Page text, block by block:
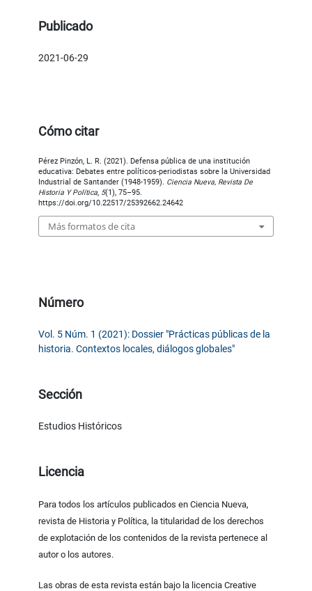
Publicado
2021-06-29
Cómo citar
Pérez Pinzón, L. R. (2021). Defensa pública de una institución
educativa: Debates entre políticos-periodistas sobre la Universidad
Industrial de Santander (1948-1959). Ciencia Nueva, Revista De
Historia Y Política, 5(1), 75–95.
https://doi.org/10.22517/25392662.24642
Más formatos de cita
Número
Vol. 5 Núm. 1 (2021): Dossier "Prácticas públicas de la
historia. Contextos locales, diálogos globales"
Sección
Estudios Históricos
Licencia
Para todos los artículos publicados en Ciencia Nueva,
revista de Historia y Política, la titularidad de los derechos
de explotación de los contenidos de la revista pertenece al
autor o los autores.
Las obras de esta revista están bajo la licencia Creative